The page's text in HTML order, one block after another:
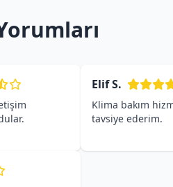
Elif S.
Klima bakım
tavsiye ederim.